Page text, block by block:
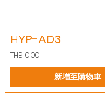
HYP-AD3
價格
THB 0.00
新增至購物車